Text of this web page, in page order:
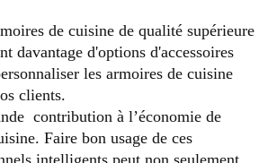
de cuisine de qualité supérieure
davantage d'options d'accessoires
les armoires de cuisine
clients.
contribution à l’économie de
Faire bon usage de ces
intelligents peut non seulement